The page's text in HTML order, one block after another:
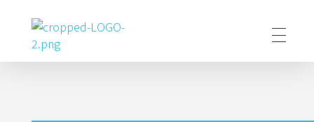
Poder Agropecuario